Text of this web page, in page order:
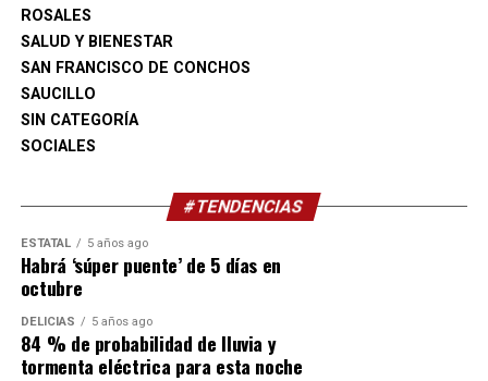
ROSALES
SALUD Y BIENESTAR
SAN FRANCISCO DE CONCHOS
SAUCILLO
SIN CATEGORÍA
SOCIALES
#TENDENCIAS
ESTATAL 5 años ago
Habrá ‘súper puente’ de 5 días en
octubre
DELICIAS 5 años ago
84 % de probabilidad de lluvia y
tormenta eléctrica para esta noche